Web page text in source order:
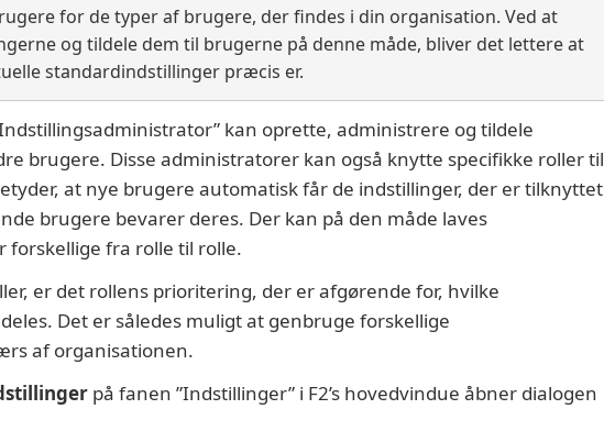
for de typer af brugere, der findes i din organisation. Ved at
og tildele dem til brugerne på denne måde, bliver det lettere at
standardindstillinger præcis er.
kan oprette, administrere og tildele
brugere. Disse administratorer kan også knytte specifikke roller til
at nye brugere automatisk får de indstillinger, der er tilknyttet
brugere bevarer deres. Der kan på den måde laves
forskellige fra rolle til rolle.
er det rollens prioritering, der er afgørende for, hvilke
Det er således muligt at genbruge forskellige
af organisationen.
på fanen ”Indstillinger” i F2’s hovedvindue åbner dialogen